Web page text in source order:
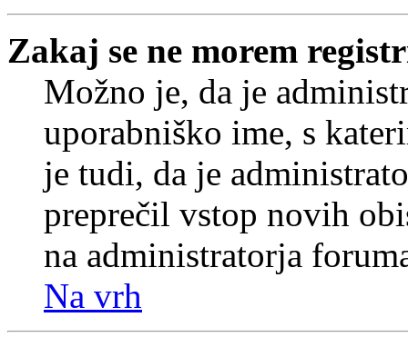
Zakaj se ne morem
Možno je, da je
uporabniško ime, s
je tudi, da je
preprečil vstop novih
na administratorja
Na vrh